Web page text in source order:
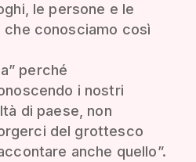
le persone e le
conosciamo così
perché
i nostri
di paese, non
del grottesco
anche quello”.